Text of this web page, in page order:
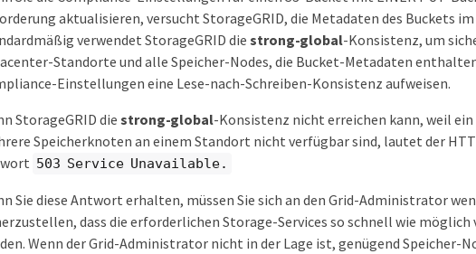
aktualisieren, versucht StorageGRID, die Metadaten des Buckets
verwendet StorageGRID die strong-global-Konsistenz, um
Standorte und alle Speicher-Nodes, die Bucket-Metadaten
Einstellungen eine Lese-nach-Schreiben-Konsistenz aufweisen.
StorageGRID die strong-global-Konsistenz nicht erreichen kann, weil
Speicherknoten an einem Standort nicht verfügbar sind, lautet der
503 Service Unavailable.
Sie diese Antwort erhalten, müssen Sie sich an den Grid-Administrator
dass die erforderlichen Storage-Services so schnell wie
Wenn der Grid-Administrator nicht in der Lage ist, genügend Speicher-